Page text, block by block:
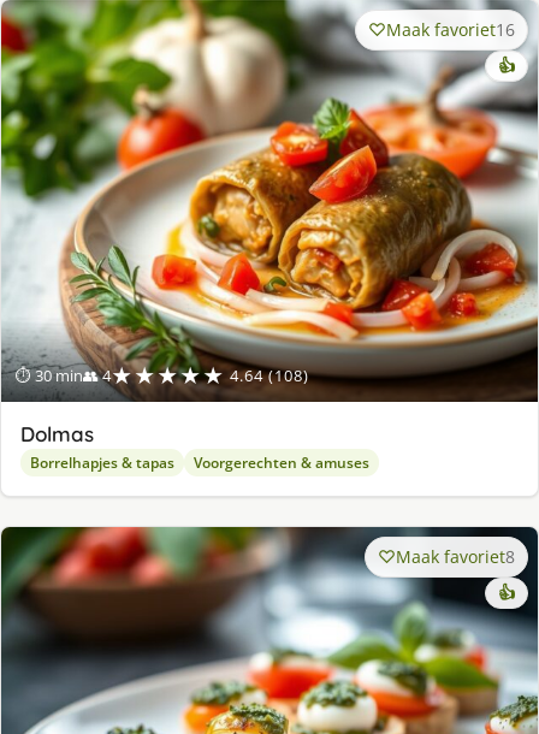
⏱ 30 min👥 4★★★★★ 4.64 (108)
Maak favoriet16
👍
Dolmas
Borrelhapjes & tapas Voorgerechten & amuses
Maak favoriet8
👍